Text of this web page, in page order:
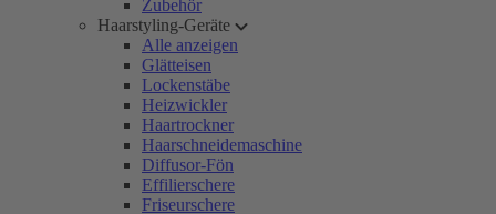
Zubehör
Haarstyling-Geräte
Alle anzeigen
Glätteisen
Lockenstäbe
Heizwickler
Haartrockner
Haarschneidemaschine
Diffusor-Fön
Effilierschere
Friseurschere